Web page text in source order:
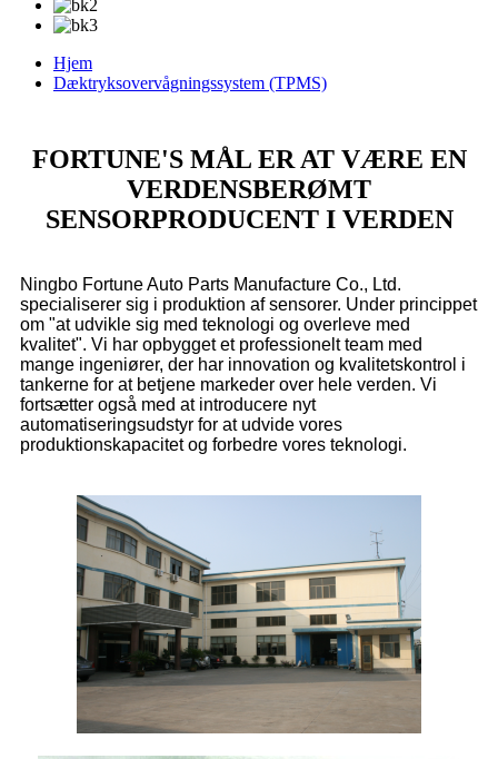
Hjem
Dæktryksovervågningssystem (TPMS)
FORTUNE'S MÅL ER AT VÆRE EN
VERDENSBERØMT
SENSORPRODUCENT I VERDEN
Ningbo Fortune Auto Parts Manufacture Co., Ltd.
specialiserer sig i produktion af sensorer. Under princippet
om "at udvikle sig med teknologi og overleve med
kvalitet". Vi har opbygget et professionelt team med
mange ingeniører, der har innovation og kvalitetskontrol i
tankerne for at betjene markeder over hele verden. Vi
fortsætter også med at introducere nyt
automatiseringsudstyr for at udvide vores
produktionskapacitet og forbedre vores teknologi.